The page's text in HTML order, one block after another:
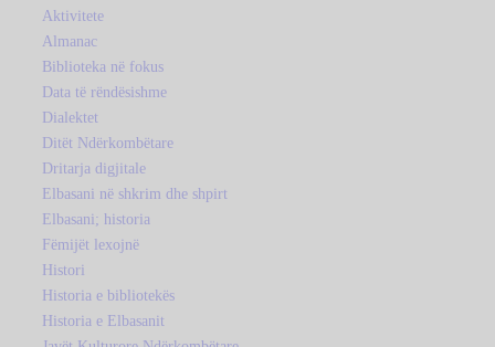
Aktivitete
Almanac
Biblioteka në fokus
Data të rëndësishme
Dialektet
Ditët Ndërkombëtare
Dritarja digjitale
Elbasani në shkrim dhe shpirt
Elbasani; historia
Fëmijët lexojnë
Histori
Historia e bibliotekës
Historia e Elbasanit